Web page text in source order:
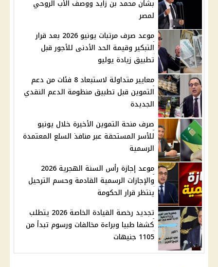
بشأن محمد بن زايد ووصف الأب الروحي
لمصر
موعد صرف مرتبات يونيو 2026 بعد قرار
التبكير وقيمة الحد الأدنى للأجور قبل
تطبيق زيادة يوليو
معايير متداولة لاستبعاد 8 فئات من دعم
التموين قبل تطبيق منظومة الدعم النقدي
الجديدة
صرف منحة التموين الأخيرة خلال يونيو
للأسر المستحقة عبر منافذ السلع المعتمدة
الرسمية
موعد إجازة رأس السنة الهجرية 2026
والإجازات الرسمية القادمة وحسم الترحيل
ينتظر قرار الحكومة
تجديد رخصة القيادة الخاصة 2026 يتطلب
كشفا طبيا وبراءة مخالفات ورسوم تبدأ من
1105 جنيهات